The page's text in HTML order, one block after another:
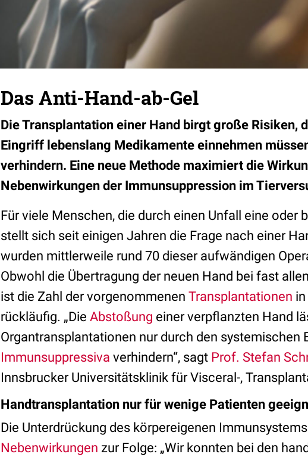
Das Anti-Hand-ab-Gel
Die Transplantation einer Hand birgt große Risiken,
Eingriff lebenslang Medikamente einnehmen
verhindern. Eine neue Methode maximiert die
Nebenwirkungen der Immunsuppression im
Für viele Menschen, die durch einen Unfall eine oder
stellt sich seit einigen Jahren die Frage nach einer
wurden mittlerweile rund 70 dieser aufwändigen
Obwohl die Übertragung der neuen Hand bei fast
ist die Zahl der vorgenommenen Transplantationen
rückläufig. „Die Abstoßung einer verpflanzten Hand
Organtransplantationen nur durch den systemischen
Immunsuppressiva verhindern“, sagt Prof. Stefan
Innsbrucker Universitätsklinik für Visceral-,
Handtransplantation nur für wenige Patienten
Die Unterdrückung des körpereigenen
Nebenwirkungen zur Folge: „Wir konnten bei den